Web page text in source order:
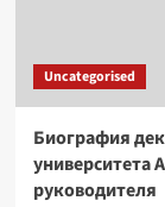
Uncategorised
Биография
университета
руководителя